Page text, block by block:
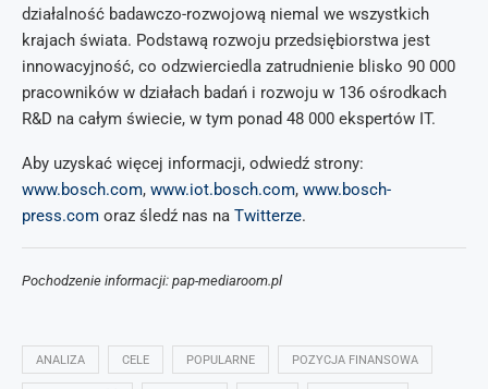
działalność badawczo-rozwojową niemal we wszystkich
krajach świata. Podstawą rozwoju przedsiębiorstwa jest
innowacyjność, co odzwierciedla zatrudnienie blisko 90 000
pracowników w działach badań i rozwoju w 136 ośrodkach
R&D na całym świecie, w tym ponad 48 000 ekspertów IT.
Aby uzyskać więcej informacji, odwiedź strony:
www.bosch.com, www.iot.bosch.com, www.bosch-
press.com oraz śledź nas na Twitterze.
Pochodzenie informacji: pap-mediaroom.pl
ANALIZA CELE POPULARNE POZYCJA FINANSOWA